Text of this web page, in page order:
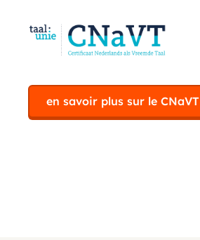
en savoir plus sur le CNaVT